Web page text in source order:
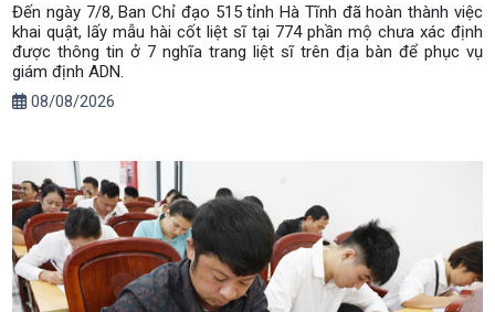
Đến ngày 7/8, Ban Chỉ đạo 515 tỉnh Hà Tĩnh đã hoàn thành việc
khai quật, lấy mẫu hài cốt liệt sĩ tại 774 phần mộ chưa xác định
được thông tin ở 7 nghĩa trang liệt sĩ trên địa bàn để phục vụ
giám định ADN.
08/08/2026